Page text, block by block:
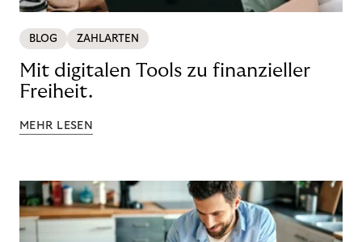
BLOG ZAHLARTEN
Mit digitalen Tools zu finanzieller
Freiheit.
MEHR LESEN